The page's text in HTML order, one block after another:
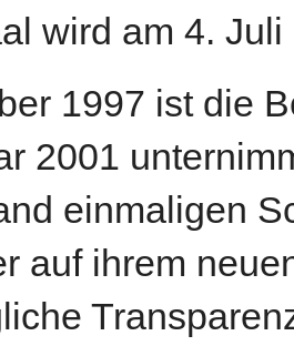
wird am 4.
1997 ist die
2001
einmaligen
auf ihrem